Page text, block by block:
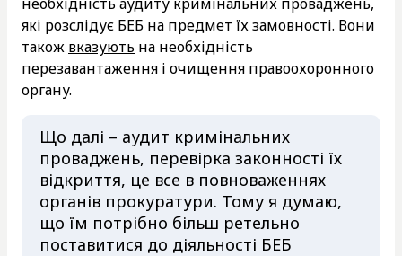
які розслідує БЕБ на предмет їх замовності. Вони
також вказують на необхідність
перезавантаження і очищення правоохоронного
органу.
Що далі – аудит кримінальних
проваджень, перевірка законності їх
відкриття, це все в повноваженнях
органів прокуратури. Тому я думаю,
що їм потрібно більш ретельно
поставитися до діяльності БЕБ